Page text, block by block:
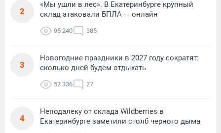
2
«Мы ушли в лес». В Екатеринбурге крупный
склад атаковали БПЛА — онлайн
95 240 385
3
Новогодние праздники в 2027 году сократят:
сколько дней будем отдыхать
57 336 27
4
Неподалеку от склада Wildberries в
Екатеринбурге заметили столб черного дыма